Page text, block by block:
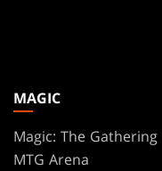
MAGIC
Magic: The Gathering
MTG Arena